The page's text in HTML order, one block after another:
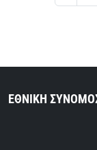
ΕΘΝΙΚΗ